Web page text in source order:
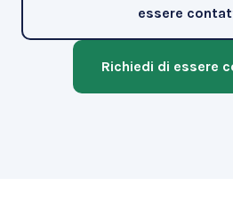
essere
Richiedi di essere